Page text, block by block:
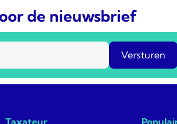
de nieuwsbrief
Taxateur